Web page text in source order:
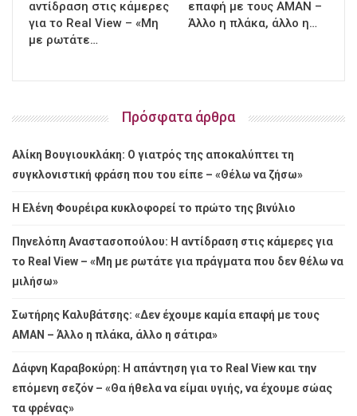
αντίδραση στις κάμερες
για το Real View – «Μη
με ρωτάτε…
επαφή με τους ΑΜΑΝ –
Άλλο η πλάκα, άλλο η…
Πρόσφατα άρθρα
Αλίκη Βουγιουκλάκη: Ο γιατρός της αποκαλύπτει τη
συγκλονιστική φράση που του είπε – «Θέλω να ζήσω»
Η Ελένη Φουρέιρα κυκλοφορεί το πρώτο της βινύλιο
Πηνελόπη Αναστασοπούλου: Η αντίδραση στις κάμερες για
το Real View – «Μη με ρωτάτε για πράγματα που δεν θέλω να
μιλήσω»
Σωτήρης Καλυβάτσης: «Δεν έχουμε καμία επαφή με τους
ΑΜΑΝ – Άλλο η πλάκα, άλλο η σάτιρα»
Δάφνη Καραβοκύρη: Η απάντηση για το Real View και την
επόμενη σεζόν – «Θα ήθελα να είμαι υγιής, να έχουμε σώας
τα φρένας»